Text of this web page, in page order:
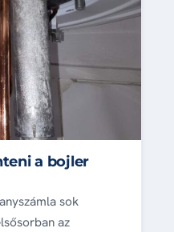
a bojler
sok
az